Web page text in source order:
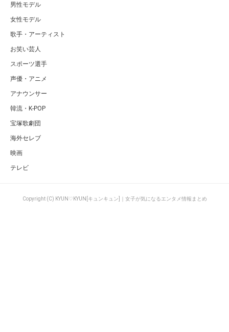
男性モデル
女性モデル
歌手・アーティスト
お笑い芸人
スポーツ選手
声優・アニメ
アナウンサー
韓流・K-POP
宝塚歌劇団
海外セレブ
映画
テレビ
Copyright (C) KYUN♡KYUN[キュンキュン]｜女子が気になるエンタメ情報まとめ